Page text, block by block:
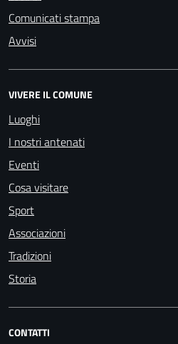
Comunicati stampa
Avvisi
VIVERE IL COMUNE
Luoghi
I nostri antenati
Eventi
Cosa visitare
Sport
Associazioni
Tradizioni
Storia
CONTATTI